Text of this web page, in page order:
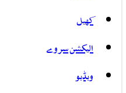
کھیل
الیکشن سروے
ویڈیو